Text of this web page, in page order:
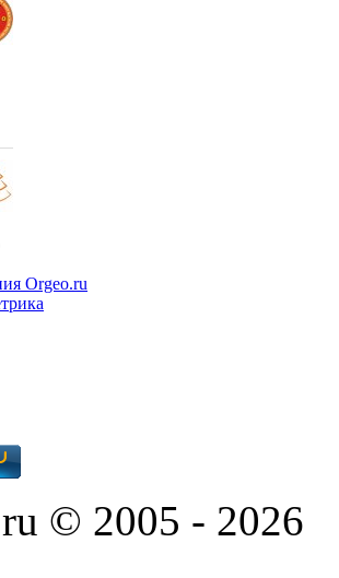
Orgeo.ru
© 2005 - 2026